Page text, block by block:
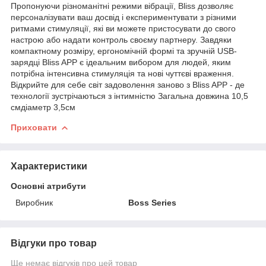
Пропонуючи різноманітні режими вібрації, Bliss дозволяє
персоналізувати ваш досвід і експериментувати з різними
ритмами стимуляції, які ви можете пристосувати до свого
настрою або надати контроль своєму партнеру. Завдяки
компактному розміру, ергономічній формі та зручній USB-
зарядці Bliss APP є ідеальним вибором для людей, яким
потрібна інтенсивна стимуляція та нові чуттєві враження.
Відкрийте для себе світ задоволення заново з Bliss APP - де
технології зустрічаються з інтимністю Загальна довжина 10,5
смдіаметр 3,5см
Приховати
Характеристики
Основні атрибути
Виробник
Boss Series
Відгуки про товар
Ще немає відгуків про цей товар